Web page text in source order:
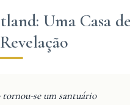
Uma Casa
se um santuário